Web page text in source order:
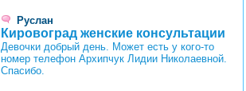
Руслан
Кировоград женские консультации
Девочки добрый день. Может есть у кого-то
номер телефон Архипчук Лидии Николаевной.
Спасибо.